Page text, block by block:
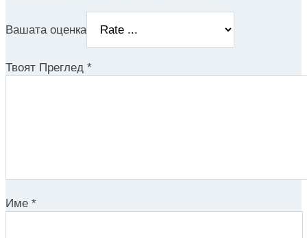
Вашата оценка
Твоят Преглед *
Име *